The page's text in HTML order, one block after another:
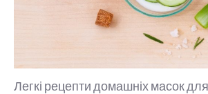
Легкі рецепти домашніх масок